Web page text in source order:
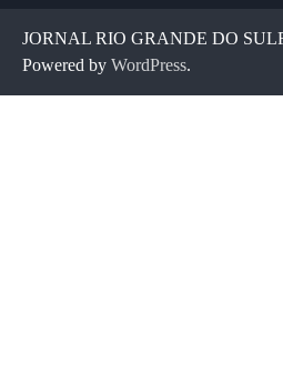
JORNAL RIO GRANDE DO
Powered by WordPress.